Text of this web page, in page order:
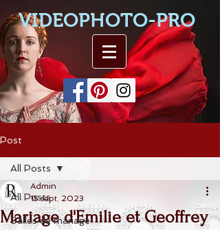
VIDEOPHOTO-PRO
Post
All Posts
Salles de mariage
All Posts
Mariage d'Emilie et Geoffrey
Admin
15 sept. 2023